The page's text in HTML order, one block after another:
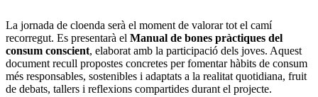
La jornada de cloenda serà el moment de valorar tot el camí
recorregut. Es presentarà el Manual de bones pràctiques del
consum conscient, elaborat amb la participació dels joves. Aquest
document recull propostes concretes per fomentar hàbits de consum
més responsables, sostenibles i adaptats a la realitat quotidiana, fruit
de debats, tallers i reflexions compartides durant el projecte.